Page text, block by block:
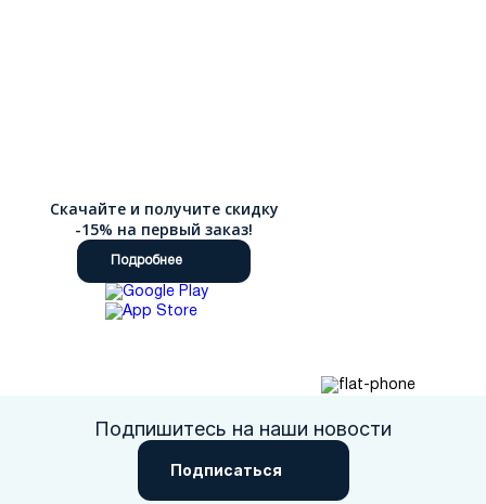
Скачайте и получите скидку
-15% на первый заказ!
Подробнее
Подпишитесь на наши новости
Подписаться